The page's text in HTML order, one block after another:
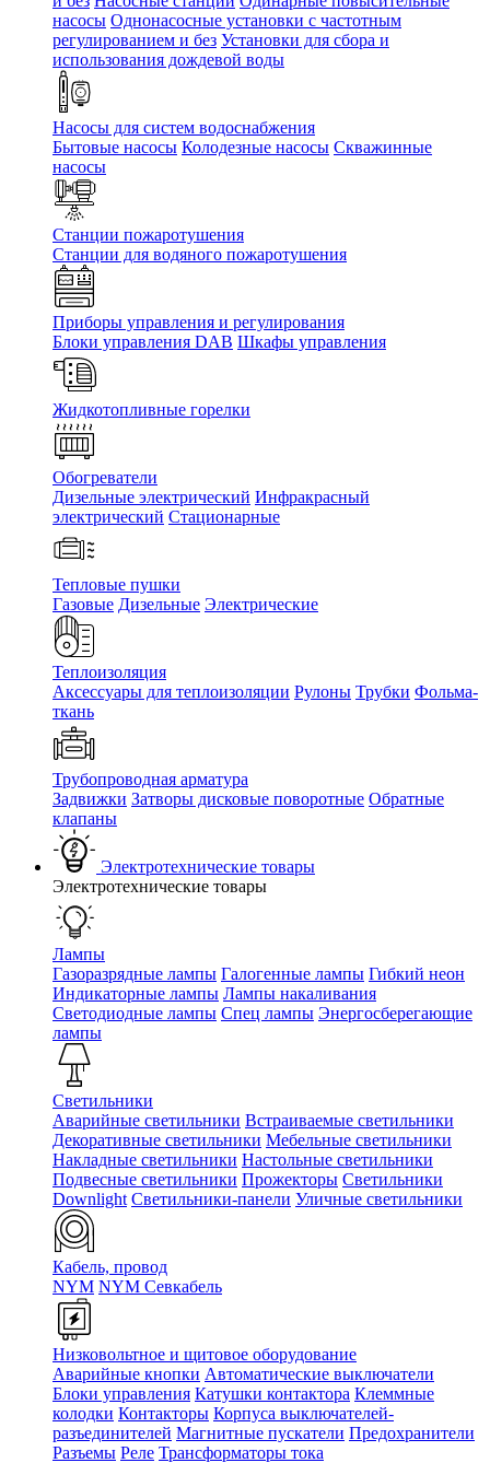
насосы Однонасосные установки с частотным
регулированием и без Установки для сбора и
использования дождевой воды
Насосы для систем водоснабжения
Бытовые насосы Колодезные насосы Скважинные
насосы
Станции пожаротушения
Станции для водяного пожаротушения
Приборы управления и регулирования
Блоки управления DAB Шкафы управления
Жидкотопливные горелки
Обогреватели
Дизельные электрический Инфракрасный
электрический Стационарные
Тепловые пушки
Газовые Дизельные Электрические
Теплоизоляция
Аксессуары для теплоизоляции Рулоны Трубки Фольма-
ткань
Трубопроводная арматура
Задвижки Затворы дисковые поворотные Обратные
клапаны
Электротехнические товары
Электротехнические товары
Лампы
Газоразрядные лампы Галогенные лампы Гибкий неон
Индикаторные лампы Лампы накаливания
Светодиодные лампы Спец лампы Энергосберегающие
лампы
Светильники
Аварийные светильники Встраиваемые светильники
Декоративные светильники Мебельные светильники
Накладные светильники Настольные светильники
Подвесные светильники Прожекторы Светильники
Downlight Светильники-панели Уличные светильники
Кабель, провод
NYM NYM Севкабель
Низковольтное и щитовое оборудование
Аварийные кнопки Автоматические выключатели
Блоки управления Катушки контактора Клеммные
колодки Контакторы Корпуса выключателей-
разъединителей Магнитные пускатели Предохранители
Разъемы Реле Трансформаторы тока